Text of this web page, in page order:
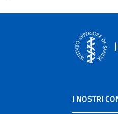
I NOSTRI